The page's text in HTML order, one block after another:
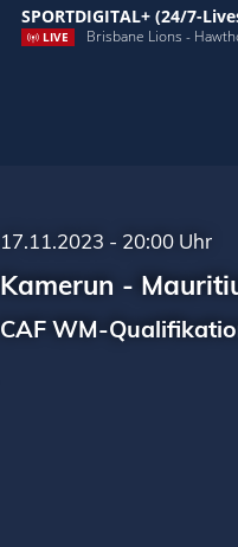
SPORTDIGITAL+ (24/7-
LIVE Brisbane Lions -
17.11.2023 - 20:00 Uhr
Kamerun -
CAF WM-